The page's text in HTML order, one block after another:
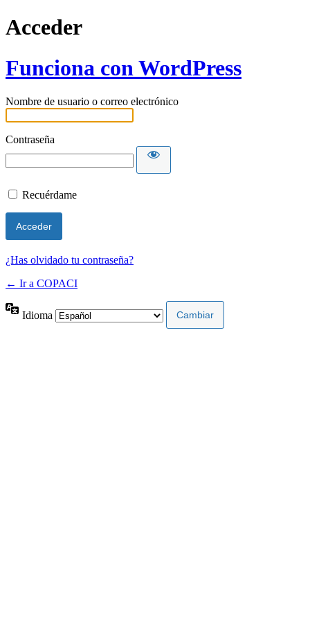
Acceder
Funciona con WordPress
Nombre de usuario o correo electrónico
Contraseña
Recuérdame
¿Has olvidado tu contraseña?
← Ir a COPACI
Idioma